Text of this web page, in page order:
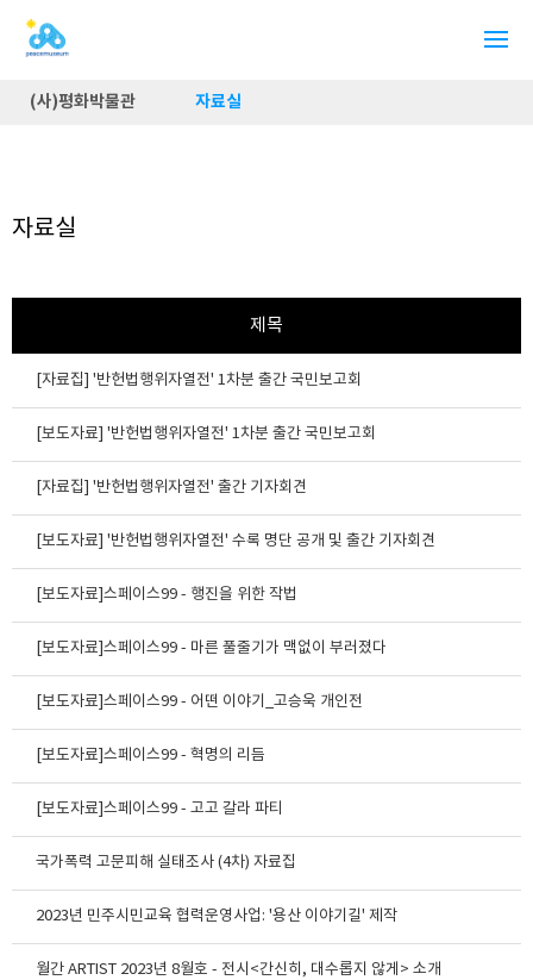
(사)평화박물관 자료실
자료실
제목
[자료집] '반헌법행위자열전' 1차분 출간 국민보고회
[보도자료] '반헌법행위자열전' 1차분 출간 국민보고회
[자료집] '반헌법행위자열전' 출간 기자회견
[보도자료] '반헌법행위자열전' 수록 명단 공개 및 출간 기자회견
[보도자료]스페이스99 - 행진을 위한 작법
[보도자료]스페이스99 - 마른 풀줄기가 맥없이 부러졌다
[보도자료]스페이스99 - 어떤 이야기_고승욱 개인전
[보도자료]스페이스99 - 혁명의 리듬
[보도자료]스페이스99 - 고고 갈라 파티
국가폭력 고문피해 실태조사 (4차) 자료집
2023년 민주시민교육 협력운영사업: '용산 이야기길' 제작
월간 ARTIST 2023년 8월호 - 전시<간신히, 대수롭지 않게> 소개